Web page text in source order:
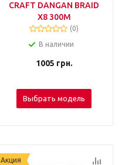
CRAFT DANGAN BRAID
X8 300М
(0)
В наличии
1005 грн.
Выбрать модель
Акция